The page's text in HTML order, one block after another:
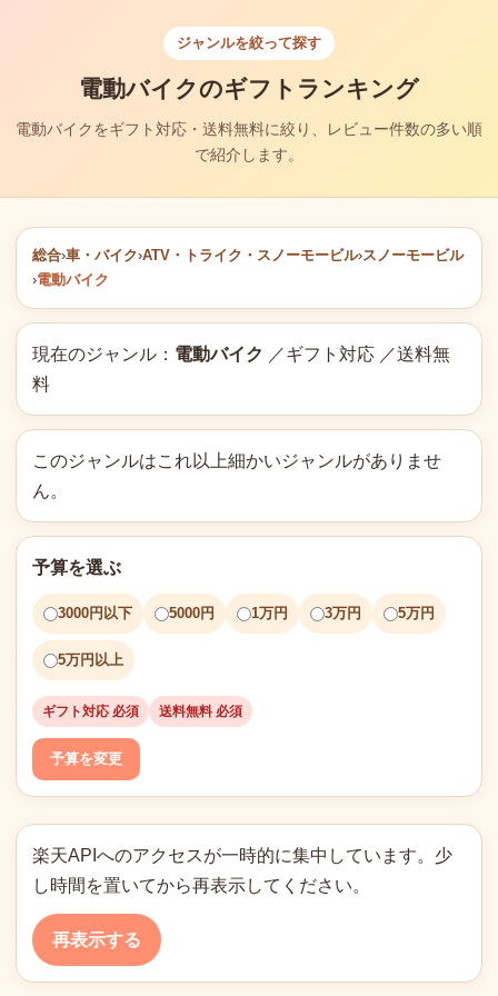
ジャンルを絞って探す
電動バイクのギフトランキング
電動バイクをギフト対応・送料無料に絞り、レビュー件数の多い順
で紹介します。
総合›車・バイク›ATV・トライク・スノーモービル›スノーモービル
›電動バイク
現在のジャンル： 電動バイク ／ギフト対応 ／送料無
料
このジャンルはこれ以上細かいジャンルがありませ
ん。
予算を選ぶ
3000円以下 5000円 1万円 3万円 5万円
5万円以上
ギフト対応 必須 送料無料 必須
予算を変更
楽天APIへのアクセスが一時的に集中しています。少
し時間を置いてから再表示してください。
再表示する